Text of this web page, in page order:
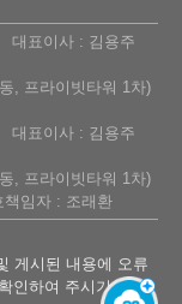
대표이사 : 김용주
, 프라이빗타워 1차)
대표이사 : 김용주
, 프라이빗타워 1차)
책임자 : 조래환
게시된 내용에 오류
인하여 주시기 바랍